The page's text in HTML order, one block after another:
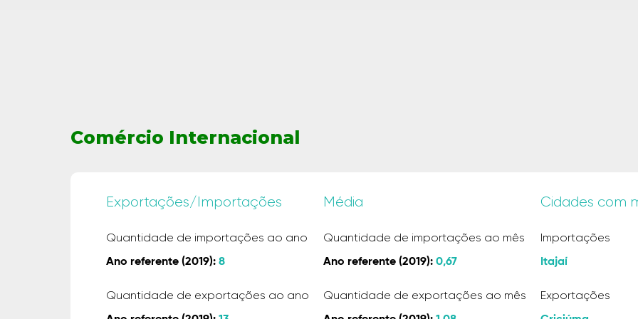
Comércio Internacional
Exportações/Importações
Quantidade de importações ao ano
Ano referente (2019): 8
Quantidade de exportações ao ano
Média
Quantidade de importações ao mês
Ano referente (2019): 0,67
Quantidade de exportações ao mês
Cidades com
Importações
Itajaí
Exportações